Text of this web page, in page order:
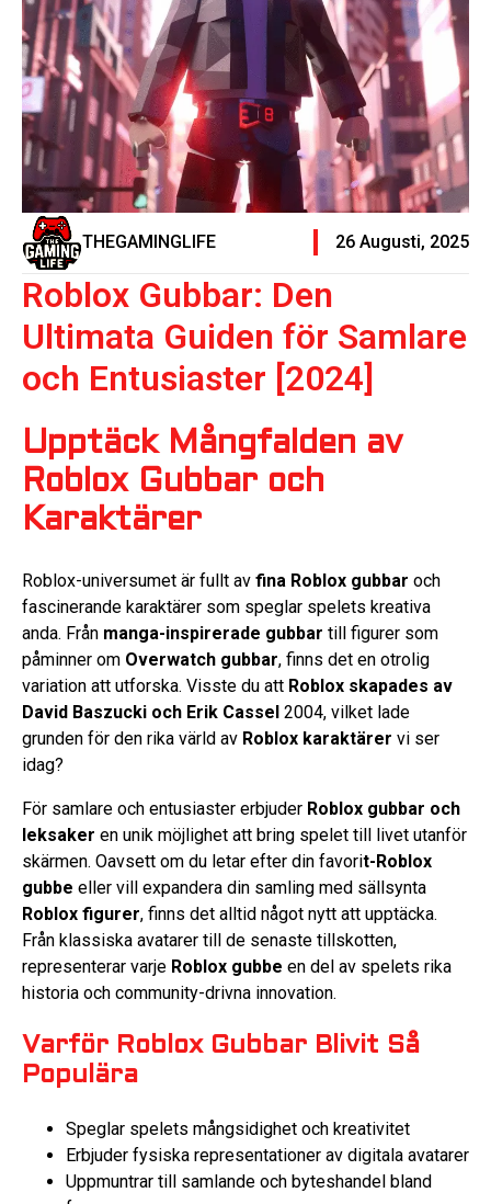
THEGAMINGLIFE 26 Augusti, 2025
Roblox Gubbar: Den
Ultimata Guiden för Samlare
och Entusiaster [2024]
Upptäck Mångfalden av
Roblox Gubbar och
Karaktärer
Roblox-universumet är fullt av fina Roblox gubbar och
fascinerande karaktärer som speglar spelets kreativa
anda. Från manga-inspirerade gubbar till figurer som
påminner om Overwatch gubbar, finns det en otrolig
variation att utforska. Visste du att Roblox skapades av
David Baszucki och Erik Cassel 2004, vilket lade
grunden för den rika värld av Roblox karaktärer vi ser
idag?
För samlare och entusiaster erbjuder Roblox gubbar och
leksaker en unik möjlighet att bring spelet till livet utanför
skärmen. Oavsett om du letar efter din favorit-Roblox
gubbe eller vill expandera din samling med sällsynta
Roblox figurer, finns det alltid något nytt att upptäcka.
Från klassiska avatarer till de senaste tillskotten,
representerar varje Roblox gubbe en del av spelets rika
historia och community-drivna innovation.
Varför Roblox Gubbar Blivit Så
Populära
Speglar spelets mångsidighet och kreativitet
Erbjuder fysiska representationer av digitala avatarer
Uppmuntrar till samlande och byteshandel bland